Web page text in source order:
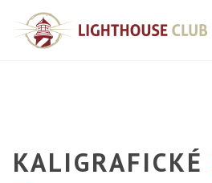
KALIGRAFICKÉ